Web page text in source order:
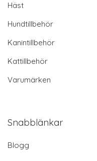
Häst
Hundtillbehör
Kanintillbehör
Kattillbehör
Varumärken
Snabblänkar
Blogg